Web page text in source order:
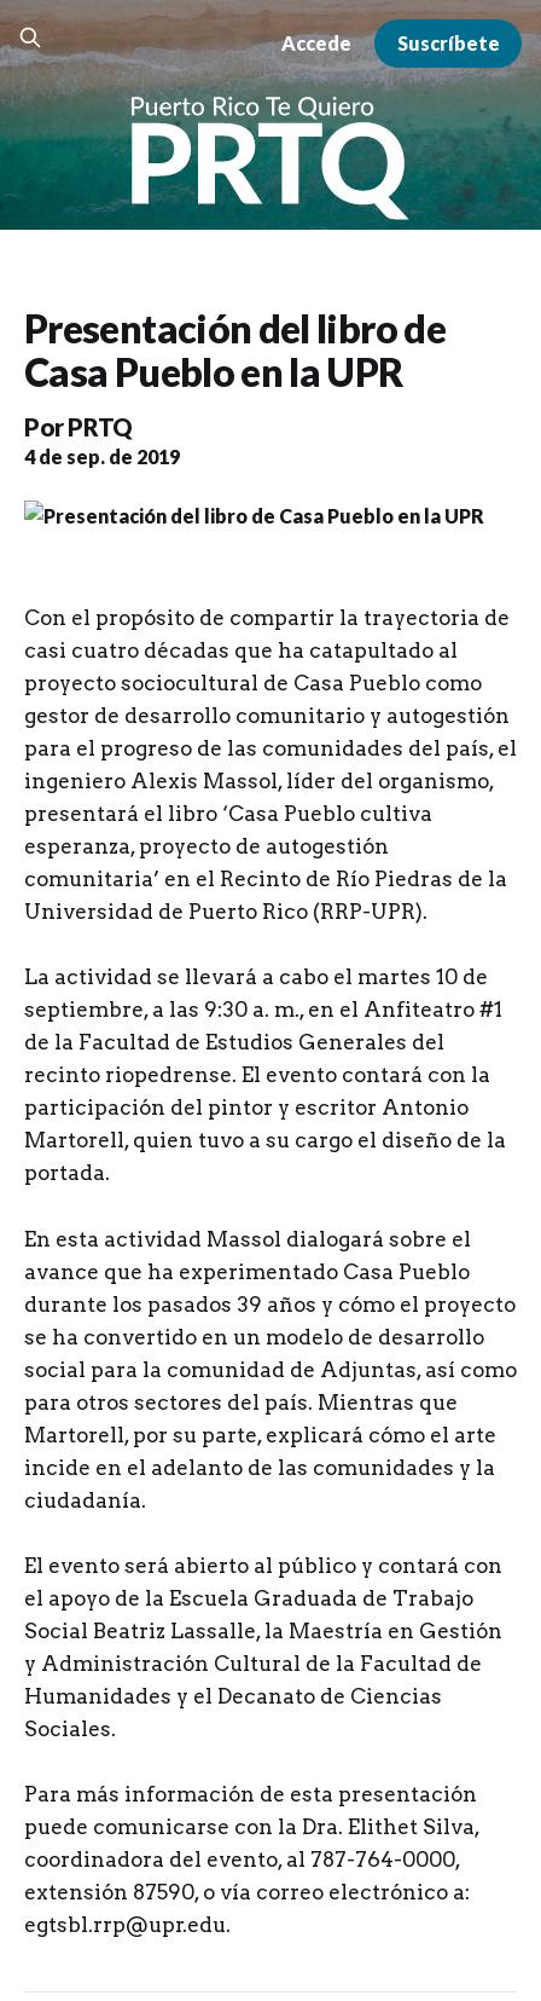
Accede Suscríbete
Presentación del libro de
Casa Pueblo en la UPR
PorPRTQ
4 de sep. de 2019
Con el propósito de compartir la trayectoria de
casi cuatro décadas que ha catapultado al
proyecto sociocultural de Casa Pueblo como
gestor de desarrollo comunitario y autogestión
para el progreso de las comunidades del país, el
ingeniero Alexis Massol, líder del organismo,
presentará el libro ‘Casa Pueblo cultiva
esperanza, proyecto de autogestión
comunitaria’ en el Recinto de Río Piedras de la
Universidad de Puerto Rico (RRP-UPR).
La actividad se llevará a cabo el martes 10 de
septiembre, a las 9:30 a. m., en el Anfiteatro #1
de la Facultad de Estudios Generales del
recinto riopedrense. El evento contará con la
participación del pintor y escritor Antonio
Martorell, quien tuvo a su cargo el diseño de la
portada.
En esta actividad Massol dialogará sobre el
avance que ha experimentado Casa Pueblo
durante los pasados 39 años y cómo el proyecto
se ha convertido en un modelo de desarrollo
social para la comunidad de Adjuntas, así como
para otros sectores del país. Mientras que
Martorell, por su parte, explicará cómo el arte
incide en el adelanto de las comunidades y la
ciudadanía.
El evento será abierto al público y contará con
el apoyo de la Escuela Graduada de Trabajo
Social Beatriz Lassalle, la Maestría en Gestión
y Administración Cultural de la Facultad de
Humanidades y el Decanato de Ciencias
Sociales.
Para más información de esta presentación
puede comunicarse con la Dra. Elithet Silva,
coordinadora del evento, al 787-764-0000,
extensión 87590, o vía correo electrónico a:
egtsbl.rrp@upr.edu.